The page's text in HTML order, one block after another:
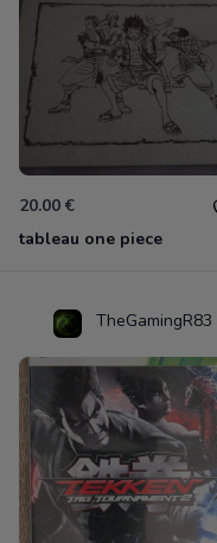
20.00 €
tableau one piece
TheGamingR83